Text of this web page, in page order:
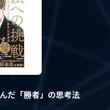
だ「勝者」の思考法